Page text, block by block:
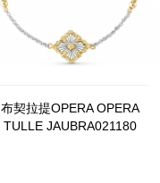
布契拉提OPERA OPERA
TULLE JAUBRA021180